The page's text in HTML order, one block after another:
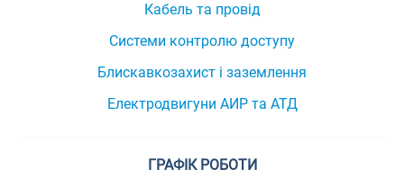
Кабель та провід
Системи контролю доступу
Блискавкозахист і заземлення
Електродвигуни АИР та АТД
ГРАФІК РОБОТИ